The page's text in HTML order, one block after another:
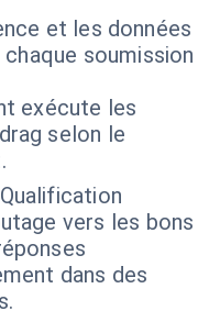
et les données
soumission
exécute les
selon le
Qualification
vers les bons
dans des